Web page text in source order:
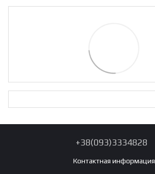
+38(093)3334828
Контактная информация